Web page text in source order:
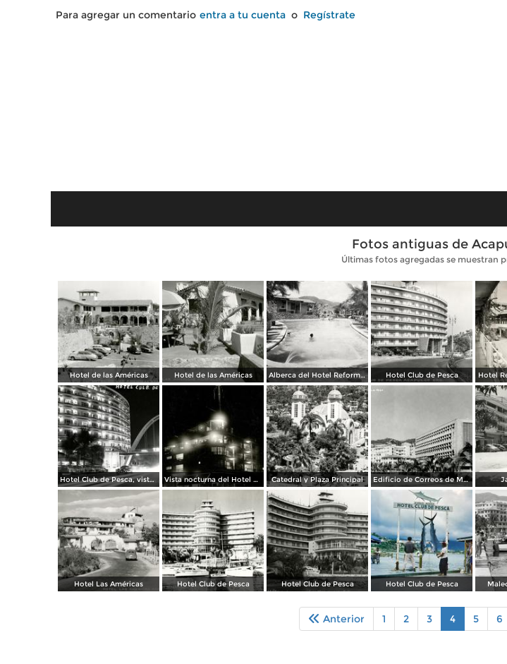
Para agregar un comentario entra a tu cuenta o Regístrate
Fotos antiguas de
Últimas fotos agregadas se muestran
Hotel de las Américas Hotel de las Américas Alberca del Hotel Reforma Casablanca Hotel Club de Pesca Hotel
Hotel Club de Pesca, visto de noche Vista nocturna del Hotel La Marina Catedral y Plaza Principal Edificio de Correos de México
Hotel Las Américas Hotel Club de Pesca Hotel Club de Pesca Hotel Club de Pesca
Anterior 1 2 3 4 5 6